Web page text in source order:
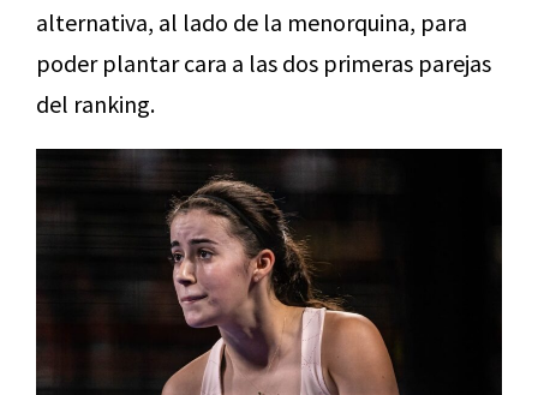
alternativa, al lado de la menorquina, para
poder plantar cara a las dos primeras parejas
del ranking.